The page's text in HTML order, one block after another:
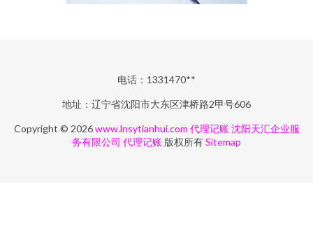
电话：1331470**
地址：辽宁省沈阳市大东区津桥路2甲号606
Copyright © 2026www.lnsytianhui.com 代理记账 沈阳天汇企业服
务有限公司 代理记账 版权所有Sitemap